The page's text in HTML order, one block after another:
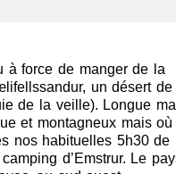
à force de manger de la
un désert de
de la veille). Longue
et montagneux mais
nos habituelles 5h30 de
d’Emstrur. Le